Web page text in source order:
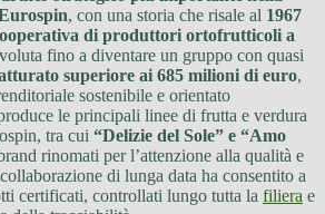
, con una storia che risale al 1967
di produttori ortofrutticoli a
fino a diventare un gruppo con quasi
superiore ai 685 milioni di euro,
sostenibile e orientato
le principali linee di frutta e verdura
tra cui “Delizie del Sole” e “Amo
rinomati per l’attenzione alla qualità e
di lunga data ha consentito a
certificati, controllati lungo tutta la filiera e